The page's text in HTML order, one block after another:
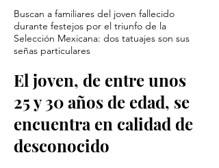
Buscan a familiares del joven fallecido
durante festejos por el triunfo de la
Selección Mexicana: dos tatuajes son sus
señas particulares
El joven, de entre unos
25 y 30 años de edad, se
encuentra en calidad de
desconocido